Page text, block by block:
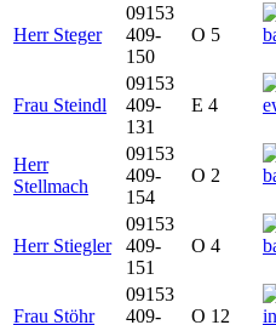
Herr Steger
09153
409-
150
O 5
Frau Steindl
09153
409-
131
E 4
Herr
Stellmach
09153
409-
154
O 2
Herr Stiegler
09153
409-
151
O 4
Frau Stöhr
09153
409-
O 12